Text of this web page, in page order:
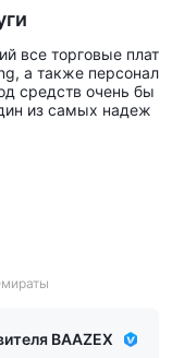
все торговые плат
а также персонал
средств очень бы
из самых надеж
BAAZEX